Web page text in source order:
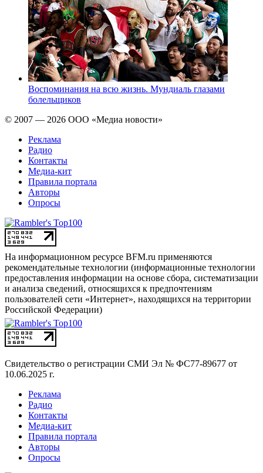
Воспоминания на всю жизнь. Мундиаль глазами
болельщиков
© 2007 — 2026 ООО «Медиа новости»
Реклама
Радио
Контакты
Медиа-кит
Правила портала
Авторы
Опросы
На информационном ресурсе BFM.ru применяются
рекомендательные технологии (информационные технологии
предоставления информации на основе сбора, систематизации
и анализа сведений, относящихся к предпочтениям
пользователей сети «Интернет», находящихся на территории
Российской Федерации)
Свидетельство о регистрации СМИ Эл № ФС77-89677 от
10.06.2025 г.
Реклама
Радио
Контакты
Медиа-кит
Правила портала
Авторы
Опросы